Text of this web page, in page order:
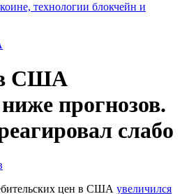
технологии блокчейн и
США
прогнозов.
слабо
цен в США увеличился